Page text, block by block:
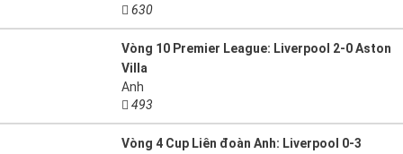
630
Vòng 10 Premier League: Liverpool 2-0 Aston
Villa
Anh
493
Vòng 4 Cup Liên đoàn Anh: Liverpool 0-3